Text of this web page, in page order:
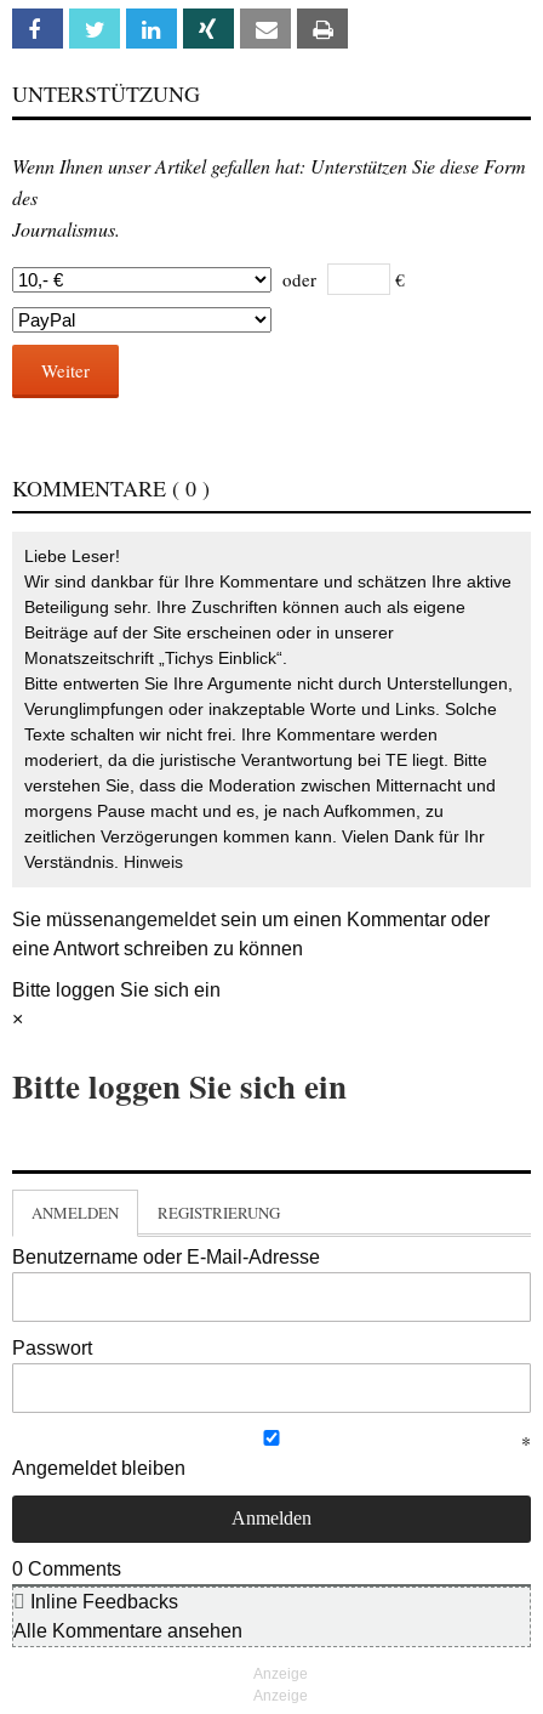
Facebook Twitter Linkedin Xing Email
UNTERSTÜTZUNG
Wenn Ihnen unser Artikel gefallen hat: Unterstützen Sie diese Form
des
Journalismus.
oder €
Weiter
KOMMENTARE ( 0 )
Liebe Leser!
Wir sind dankbar für Ihre Kommentare und schätzen Ihre aktive
Beteiligung sehr. Ihre Zuschriften können auch als eigene
Beiträge auf der Site erscheinen oder in unserer
Monatszeitschrift „Tichys Einblick“.
Bitte entwerten Sie Ihre Argumente nicht durch Unterstellungen,
Verunglimpfungen oder inakzeptable Worte und Links. Solche
Texte schalten wir nicht frei. Ihre Kommentare werden
moderiert, da die juristische Verantwortung bei TE liegt. Bitte
verstehen Sie, dass die Moderation zwischen Mitternacht und
morgens Pause macht und es, je nach Aufkommen, zu
zeitlichen Verzögerungen kommen kann. Vielen Dank für Ihr
Verständnis. Hinweis
Sie müssenangemeldetsein um einen Kommentar oder
eine Antwort schreiben zu können
Bitte loggen Sie sich ein
×
Bitte loggen Sie sich ein
ANMELDEN REGISTRIERUNG
Benutzername oder E-Mail-Adresse
Passwort
Angemeldet bleiben
0 Comments
Inline Feedbacks
Alle Kommentare ansehen